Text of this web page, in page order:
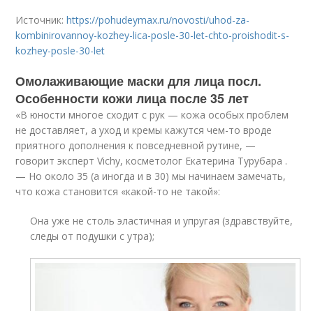
Источник:https://pohudeymax.ru/novosti/uhod-za-
kombinirovannoy-kozhey-lica-posle-30-let-chto-proishodit-s-
kozhey-posle-30-let
Омолаживающие маски для лица посл.
Особенности кожи лица после 35 лет
«В юности многое сходит с рук — кожа особых проблем
не доставляет, а уход и кремы кажутся чем-то вроде
приятного дополнения к повседневной рутине, —
говорит эксперт Vichy, косметолог Екатерина Турубара .
— Но около 35 (а иногда и в 30) мы начинаем замечать,
что кожа становится «какой-то не такой»:
Она уже не столь эластичная и упругая (здравствуйте,
следы от подушки с утра);